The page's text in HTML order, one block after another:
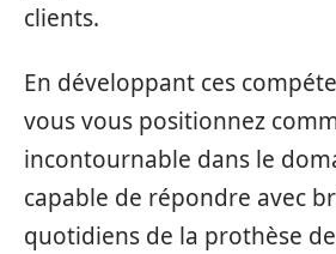
clients.
En développant ces
vous vous positionnez
incontournable dans le
capable de répondre avec
quotidiens de la prothèse